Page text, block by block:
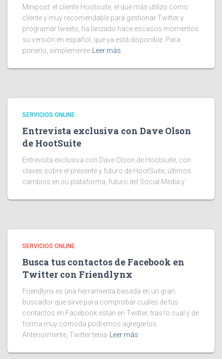
Minipost: el cliente Hootsuite, el que más utilizo como
cliente y muy recomendable para gestionar Twitter y
programar tweets, ha lanzado hace escasos momentos
su versión en español, que ya está disponible. Para
ponerlo, simplemente
Leer más
SERVICIOS ONLINE
Entrevista exclusiva con Dave Olson
de HootSuite
Entrevista exclusiva con Dave Olson de Hootsuite, con
claves sobre el presente y futuro de HootSuite, últimos
cambios en su plataforma, futuro del Social Media y
SERVICIOS ONLINE
Busca tus contactos de Facebook en
Twitter con Friendlynx
Friendlynx es una herramienta basada en un gran
buscador que sirve para comprobar cuáles de tus
contactos en Facebook están en Twitter, tras lo cual y de
forma muy cómoda podremos agregarlos.
Anteriormente, Twitter tenía
Leer más